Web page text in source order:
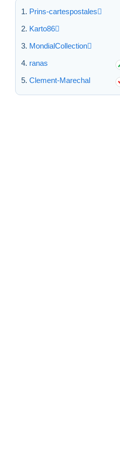
Prins-cartespostales
Karto86
MondialCollection
ranas
Clement-Marechal